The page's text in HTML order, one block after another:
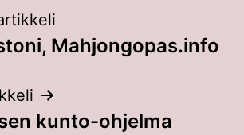
Mahjongopas.info
kunto-ohjelma